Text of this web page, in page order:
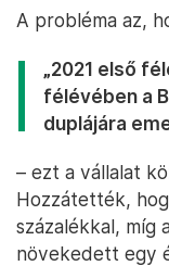
A probléma az,
„2021 első
félévében a
duplájára
– ezt a vállalat
Hozzátették,
százalékkal, míg
növekedett egy